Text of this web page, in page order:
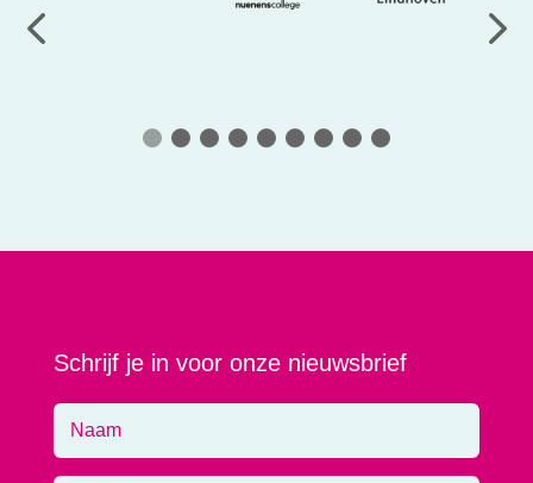
Schrijf je in voor onze nieuwsbrief